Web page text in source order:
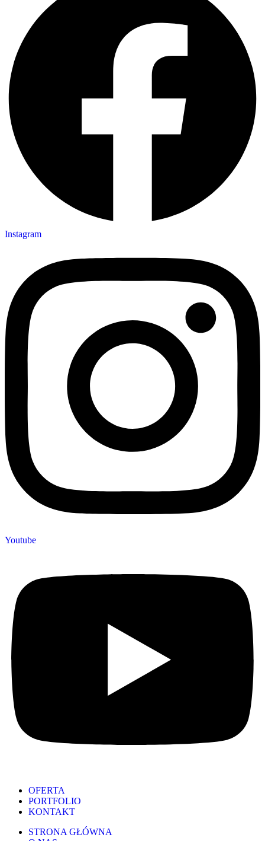
Instagram
Youtube
OFERTA
PORTFOLIO
KONTAKT
STRONA GŁÓWNA